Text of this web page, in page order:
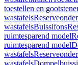
toestellen en
wastafels
wastafelsBuissifons
ruimtesparend model
ruimtesparend model
wastafels
wastafels